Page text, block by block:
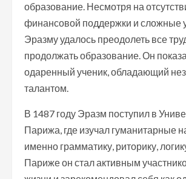
образование. Несмотря на
финансовой поддержки и сложные
Эразму удалось преодолеть все
продолжать образование. Он
одаренный ученик, обладающий
талантом.
В 1487 году Эразм поступил в
Парижа, где изучал гуманитарные
именно грамматику, риторику,
Париже он стал активным